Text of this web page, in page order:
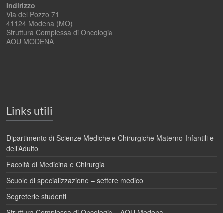
Indirizzo
Via del Pozzo 71
41124 Modena (MO)
Struttura Complessa di Oncologia
AOU MODENA
Links utili
Dipartimento di Scienze Mediche e Chirurgiche Materno-Infantili e
dell’Adulto
Facoltà di Medicina e Chirurgia
Scuole di specializzazione – settore medico
Segreterie studenti